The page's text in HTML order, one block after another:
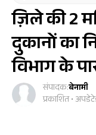
ज़िले की 2
दुकानों का
विभाग के
संपादक:बेनामी
प्रकाशित •